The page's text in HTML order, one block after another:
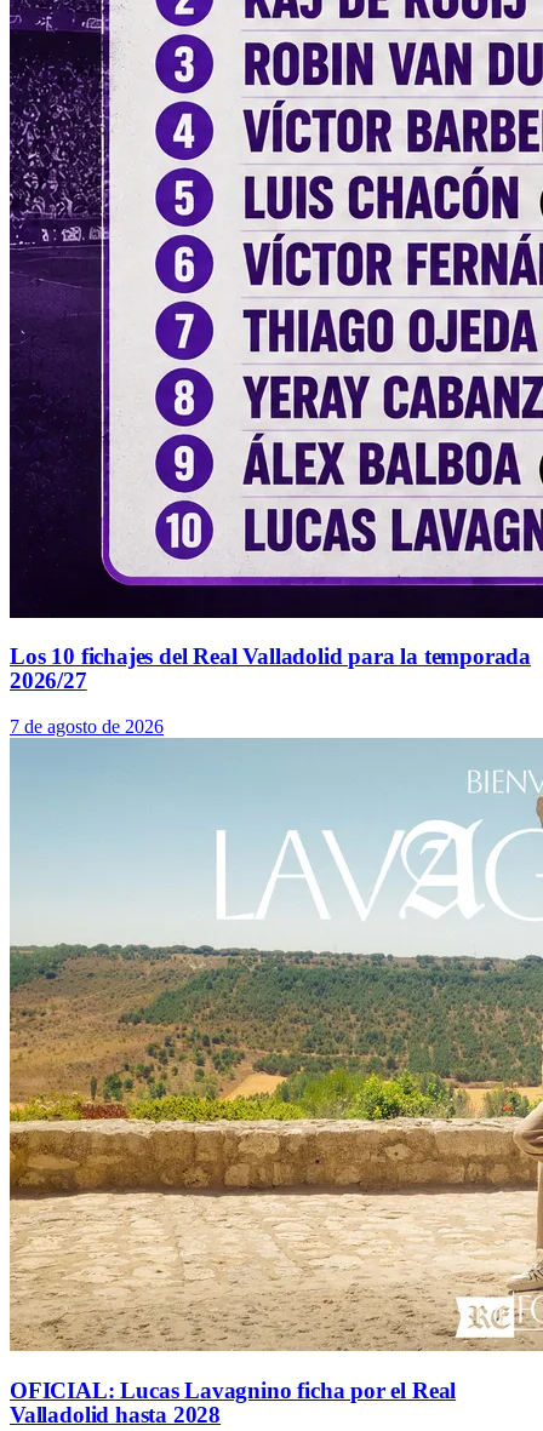
Los 10 fichajes del Real Valladolid para la temporada
2026/27
7 de agosto de 2026
OFICIAL: Lucas Lavagnino ficha por el Real
Valladolid hasta 2028